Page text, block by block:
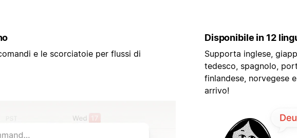
e le scorciatoie per flussi di
Disponibile in 12
Supporta inglese,
tedesco, spagnolo,
finlandese, norvegese
arrivo!